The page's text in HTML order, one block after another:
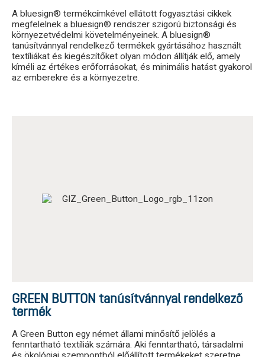
A bluesign® termékcímkével ellátott fogyasztási cikkek
megfelelnek a bluesign® rendszer szigorú biztonsági és
környezetvédelmi követelményeinek. A bluesign®
tanúsítvánnyal rendelkező termékek gyártásához használt
textíliákat és kiegészítőket olyan módon állítják elő, amely
kíméli az értékes erőforrásokat, és minimális hatást gyakorol
az emberekre és a környezetre.
GREEN BUTTON tanúsítvánnyal rendelkező
termék
A Green Button egy német állami minősítő jelölés a
fenntartható textíliák számára. Aki fenntartható, társadalmi